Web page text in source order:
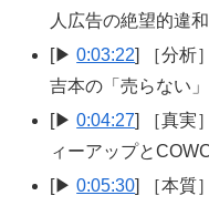
人広告の絶望的違
[▶0:03:22] ［分析
吉本の「売らない
[▶0:04:27] ［真実
ィーアップと
[▶0:05:30 ] ［本